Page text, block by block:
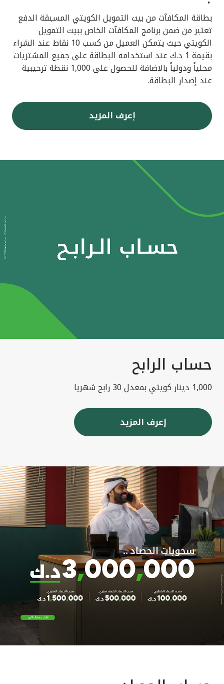
بطاقة المكافآت من بيت التمويل الكويتي المسبقة الدفع
تعتبر من ضمن برنامج المكافآت الخاص ببيت التمويل
الكويتي حيث يتمكن العميل من كسب 10 نقاط عند الشراء
بقيمة 1 د.ك عند استخدامه البطاقة على جميع المشتريات
محلياً ودولياً بالاضافة للحصول على 1,000 نقطة ترحيبية
عند إصدار البطاقة.
إعرف المزيد
حساب الرابح
1,000 دينار كويتي بمعدل 30 رابح شهريا
إعرف المزيد